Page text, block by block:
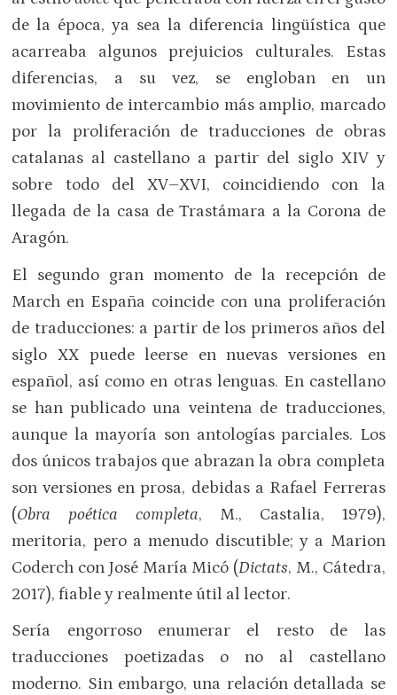
de la época, ya sea la diferencia lingüística que
acarreaba algunos prejuicios culturales. Estas
diferencias, a su vez, se engloban en un
movimiento de intercambio más amplio, marcado
por la proliferación de traducciones de obras
catalanas al castellano a partir del siglo XIV y
sobre todo del XV–XVI, coincidiendo con la
llegada de la casa de Trastámara a la Corona de
Aragón.
El segundo gran momento de la recepción de
March en España coincide con una proliferación
de traducciones: a partir de los primeros años del
siglo XX puede leerse en nuevas versiones en
español, así como en otras lenguas. En castellano
se han publicado una veintena de traducciones,
aunque la mayoría son antologías parciales. Los
dos únicos trabajos que abrazan la obra completa
son versiones en prosa, debidas a Rafael Ferreras
(Obra poética completa, M., Castalia, 1979),
meritoria, pero a menudo discutible; y a Marion
Coderch con José María Micó (Dictats, M., Cátedra,
2017), fiable y realmente útil al lector.
Sería engorroso enumerar el resto de las
traducciones poetizadas o no al castellano
moderno. Sin embargo, una relación detallada se